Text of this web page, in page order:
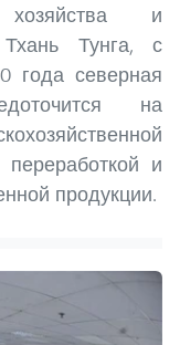
хозяйства и
Тунга, с
года северная
на
и
продукции.